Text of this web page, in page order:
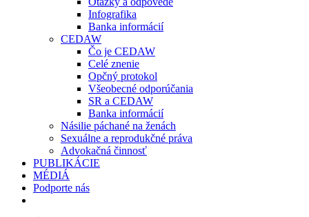
Infografika
Banka informácií
CEDAW
Čo je CEDAW
Celé znenie
Opčný protokol
Všeobecné odporúčania
SR a CEDAW
Banka informácií
Násilie páchané na ženách
Sexuálne a reprodukčné práva
Advokačná činnosť
PUBLIKÁCIE
MÉDIÁ
Podporte nás